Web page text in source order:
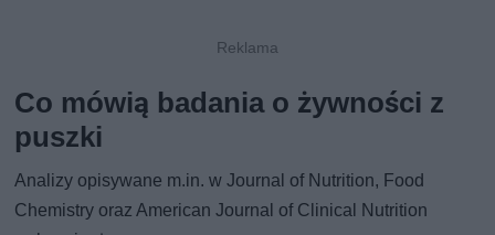
Co mówią badania o żywności z
puszki
Analizy opisywane m.in. w Journal of Nutrition, Food
Chemistry oraz American Journal of Clinical Nutrition